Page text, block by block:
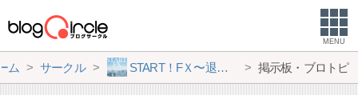
MENU
ム サークル START！FＸ〜退場しないFＸトレーダーになろう〜 掲示板・ブロトピ